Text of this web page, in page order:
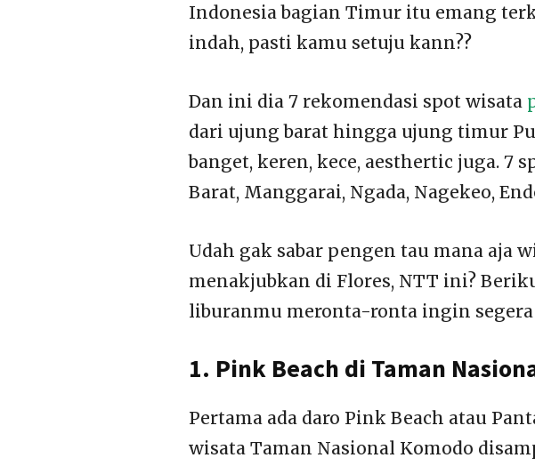
Indonesia bagian Timur itu emang
indah, pasti kamu setuju kann??
Dan ini dia 7 rekomendasi spot wisata
dari ujung barat hingga ujung timur
banget, keren, kece, aesthertic juga. 7
Barat, Manggarai, Ngada, Nagekeo,
Udah gak sabar pengen tau mana aja
menakjubkan di Flores, NTT ini?
liburanmu meronta-ronta ingin segera
1. Pink Beach di Taman
Pertama ada daro Pink Beach atau
wisata Taman Nasional Komodo